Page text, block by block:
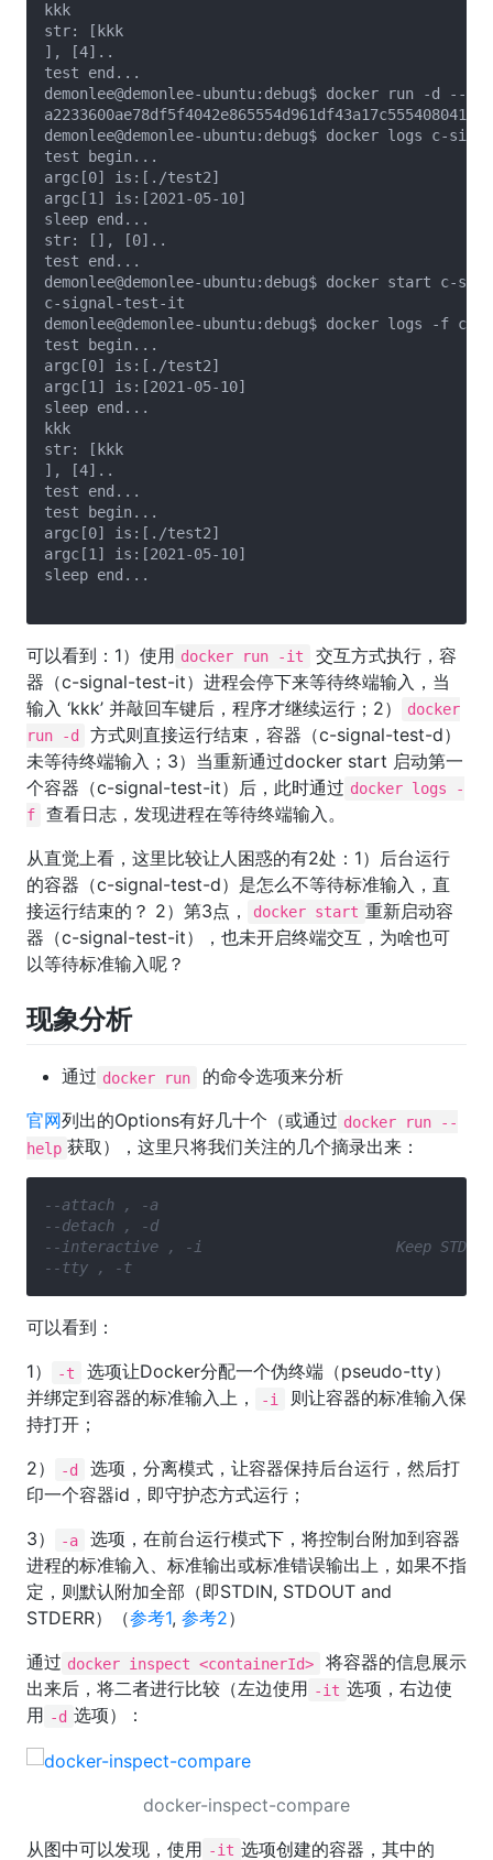
kkk
str: [kkk
], [4]..
test end...
demonlee@demonlee-ubuntu:debug$ docker run -d
demonlee@demonlee-ubuntu:debug$ docker logs c-
test begin...
argc[0] is:[./test2]
argc[1] is:[2021-05-10]
sleep end...
str: [], [0]..
test end...
demonlee@demonlee-ubuntu:debug$ docker start c-
c-signal-test-it
demonlee@demonlee-ubuntu:debug$ docker logs -f
test begin...
argc[0] is:[./test2]
argc[1] is:[2021-05-10]
sleep end...
kkk
str: [kkk
], [4]..
test end...
test begin...
argc[0] is:[./test2]
argc[1] is:[2021-05-10]
sleep end...
可以看到：1）使用 docker run -it
交互方式执行，容
器（c-signal-test-it）进程会停下来等待终端输入，当
输入 ‘kkk’ 并敲回车键后，程序才继续运行；2）
docker
run -d
方式则直接运行结束，容器（c-signal-test-d）
未等待终端输入；3）当重新通过docker start 启动第一
个容器（c-signal-test-it）后，此时通过 docker logs -
f
查看日志，发现进程在等待终端输入。
从直觉上看，这里比较让人困惑的有2处：1）后台运行
的容器（c-signal-test-d）是怎么不等待标准输入，直
接运行结束的？ 2）第3点，
docker start 重新启动容
器（c-signal-test-it），也未开启终端交互，为啥也可
以等待标准输入呢？
现象分析
通过 docker run
的命令选项来分析
官网列出的Options有好几十个（或通过 docker run --
help 获取），这里只将我们关注的几个摘录出来：
--interactive , -i
可以看到：
1）
-t
选项让Docker分配一个伪终端（pseudo-tty）
并绑定到容器的标准输入上，
-i
则让容器的标准输入保
持打开；
2）
-d
选项，分离模式，让容器保持后台运行，然后打
印一个容器id，即守护态方式运行；
3）
-a
选项，在前台运行模式下，将控制台附加到容器
进程的标准输入、标准输出或标准错误输出上，如果不指
定，则默认附加全部（即STDIN, STDOUT and
STDERR）（参考1, 参考2）
通过 docker inspect <containerId>
将容器的信息展示
出来后，将二者进行比较（左边使用 -it 选项，右边使
用 -d 选项）：
docker-inspect-compare
从图中可以发现，使用 -it 选项创建的容器，其中的